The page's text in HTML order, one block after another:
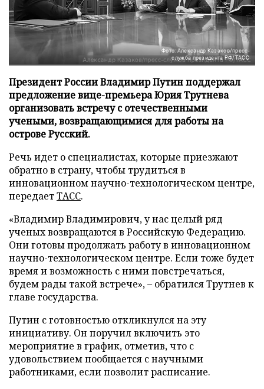
Фото: Александр Казаков/пресс-
служба президента РФ/ТАСС
Президент России Владимир Путин поддержал
предложение вице-премьера Юрия Трутнева
организовать встречу с отечественными
учеными, возвращающимися для работы на
острове Русский.
Речь идет о специалистах, которые приезжают
обратно в страну, чтобы трудиться в
инновационном научно-технологическом центре,
передаетТАСС.
«Владимир Владимирович, у нас целый ряд
ученых возвращаются в Российскую Федерацию.
Они готовы продолжать работу в инновационном
научно-технологическом центре. Если тоже будет
время и возможность с ними повстречаться,
будем рады такой встрече», – обратился Трутнев к
главе государства.
Путин с готовностью откликнулся на эту
инициативу. Он поручил включить это
мероприятие в график, отметив, что с
удовольствием пообщается с научными
работниками, если позволит расписание.